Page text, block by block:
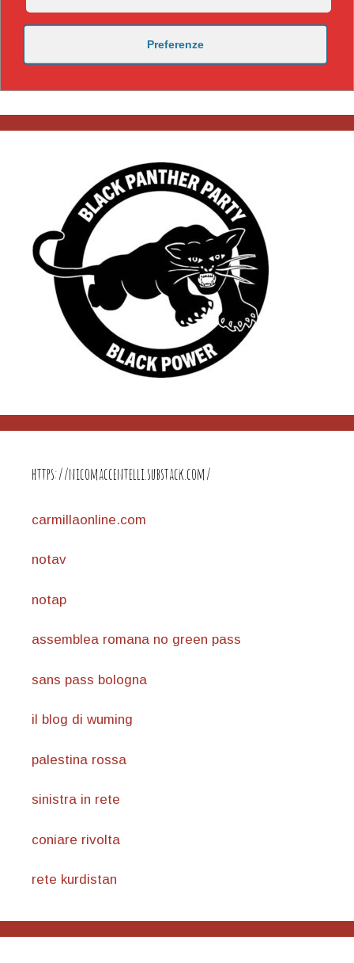
https://nicomaccentelli.substack.com/
carmillaonline.com
notav
notap
assemblea romana no green pass
sans pass bologna
il blog di wuming
palestina rossa
sinistra in rete
coniare rivolta
rete kurdistan
Preferenze